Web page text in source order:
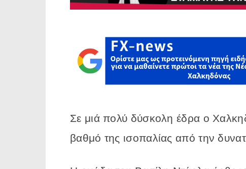
Σε μιά πολύ δύσκολη έδρα ο
βαθμό της ισοπαλίας από την